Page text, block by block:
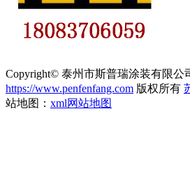
Copyright© 泰州市斯普瑞涂装有限公
https://www.penfenfang.com 版权所有
站地图： xml网站地图